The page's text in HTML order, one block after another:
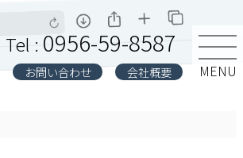
Tel : 0956-59-8587
お問い合わせ 会社概要 MENU